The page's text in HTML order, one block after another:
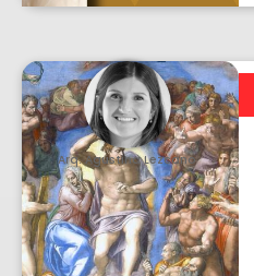
Arq. Agustina Lezcano